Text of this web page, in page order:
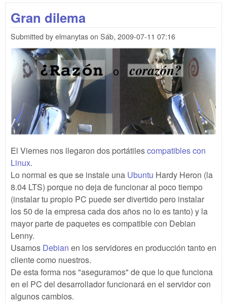
Gran dilema
Submitted byelmanytason Sáb, 2009-07-11 07:16
El Viernes nos llegaron dos portátilescompatibles con
Linux.
Lo normal es que se instale una Ubuntu Hardy Heron (la
8.04 LTS) porque no deja de funcionar al poco tiempo
(instalar tu propio PC puede ser divertido pero instalar
los 50 de la empresa cada dos años no lo es tanto) y la
mayor parte de paquetes es compatible con Debian
Lenny.
Usamos Debian en los servidores en producción tanto en
cliente como nuestros.
De esta forma nos "aseguramos" de que lo que funciona
en el PC del desarrollador funcionará en el servidor con
algunos cambios.